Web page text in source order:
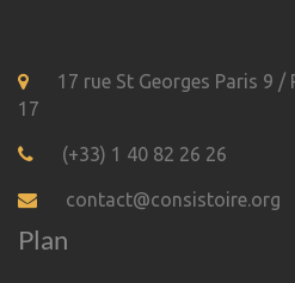
17 rue St Georges Paris 9 /
17
(+33) 1 40 82 26 26
contact@consistoire.org
Plan